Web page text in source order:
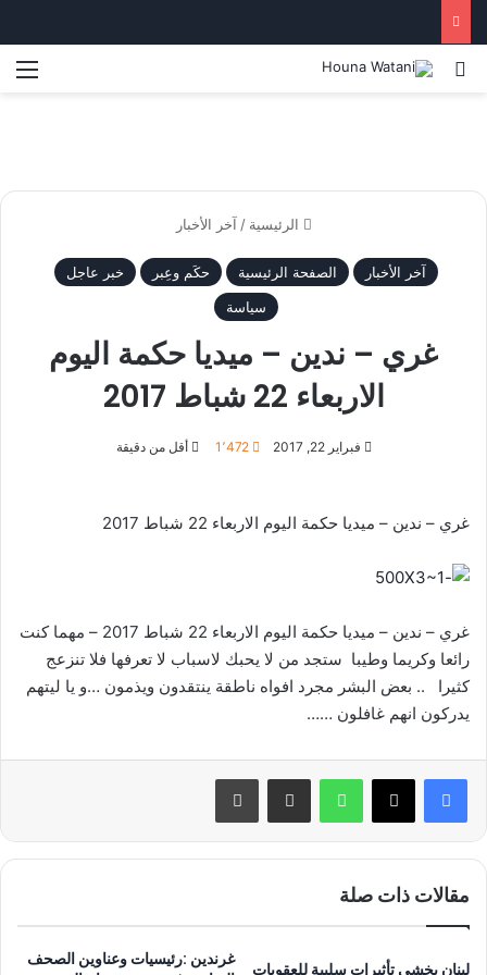
بحث عن
الرئيسية / آخر الأخبار
آخر الأخبار الصفحة الرئيسية حكَم وعِبر
خبر عاجل
سياسة
غري – ندين – ميديا حكمة اليوم
الاربعاء 22 شباط 2017
فبراير 22, 2017 1٬472 أقل من دقيقة
غري – ندين – ميديا حكمة اليوم الاربعاء 22 شباط 2017
غري – ندين – ميديا حكمة اليوم الاربعاء 22 شباط 2017 – مهما كنت
رائعا وكريما وطيبا ستجد من لا يحبك لاسباب لا تعرفها فلا تنزعج
كثيرا .. بعض البشر مجرد افواه ناطقة ينتقدون ويذمون …و يا ليتهم
يدركون انهم غافلون ……
واتساب مشاركة عبر البريد طباعة
مقالات ذات صلة
لبنان يخشى تأثيرات سلبية للعقوبات
غرندين :رئيسيات وعناوين الصحف